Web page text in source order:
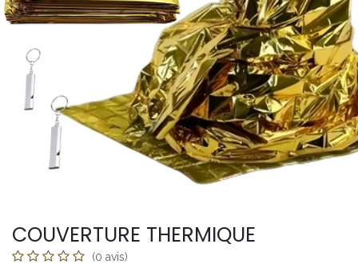
COUVERTURE THERMIQUE
(0 avis)